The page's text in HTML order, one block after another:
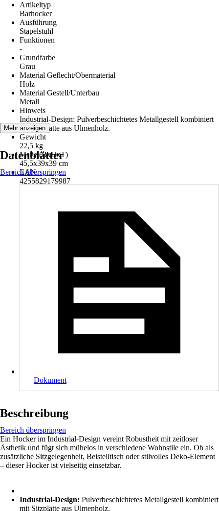
Artikeltyp
Barhocker
Ausführung
Stapelstuhl
Funktionen
-
Grundfarbe
Grau
Material Geflecht/Obermaterial
Holz
Material Gestell/Unterbau
Metall
Hinweis
Industrial-Design: Pulverbeschichtetes Metallgestell kombiniert
mit Sitzplatte aus Ulmenholz.
Gewicht
22,5 kg
Maße (BxHxT)
45,5x39x39 cm
EAN
4255829179987
Mehr anzeigen
Datenblätter
Bereich überspringen
Dokument
Beschreibung
Bereich überspringen
Ein Hocker im Industrial-Design vereint Robustheit mit zeitloser
Ästhetik und fügt sich mühelos in verschiedene Wohnstile ein. Ob als
zusätzliche Sitzgelegenheit, Beistelltisch oder stilvolles Deko-Element
– dieser Hocker ist vielseitig einsetzbar.
Industrial-Design: Pulverbeschichtetes Metallgestell kombiniert
mit Sitzplatte aus Ulmenholz.